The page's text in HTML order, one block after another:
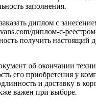
заполнения.
диплом с
диплом-с-
получить настоящий
об окончании
его приобретения у
и доставку в
важен при выборе.